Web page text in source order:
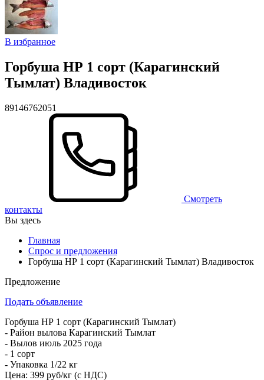
В избранное
Горбуша НР 1 сорт (Карагинский
Тымлат) Владивосток
89146762051
Смотреть
контакты
Вы здесь
Главная
Спрос и предложения
Горбуша НР 1 сорт (Карагинский Тымлат) Владивосток
Предложение
Подать объявление
Горбуша НР 1 сорт (Карагинский Тымлат)
- Район вылова Карагинский Тымлат
- Вылов июль 2025 года
- 1 сорт
- Упаковка 1/22 кг
Цена: 399 руб/кг (с НДС)